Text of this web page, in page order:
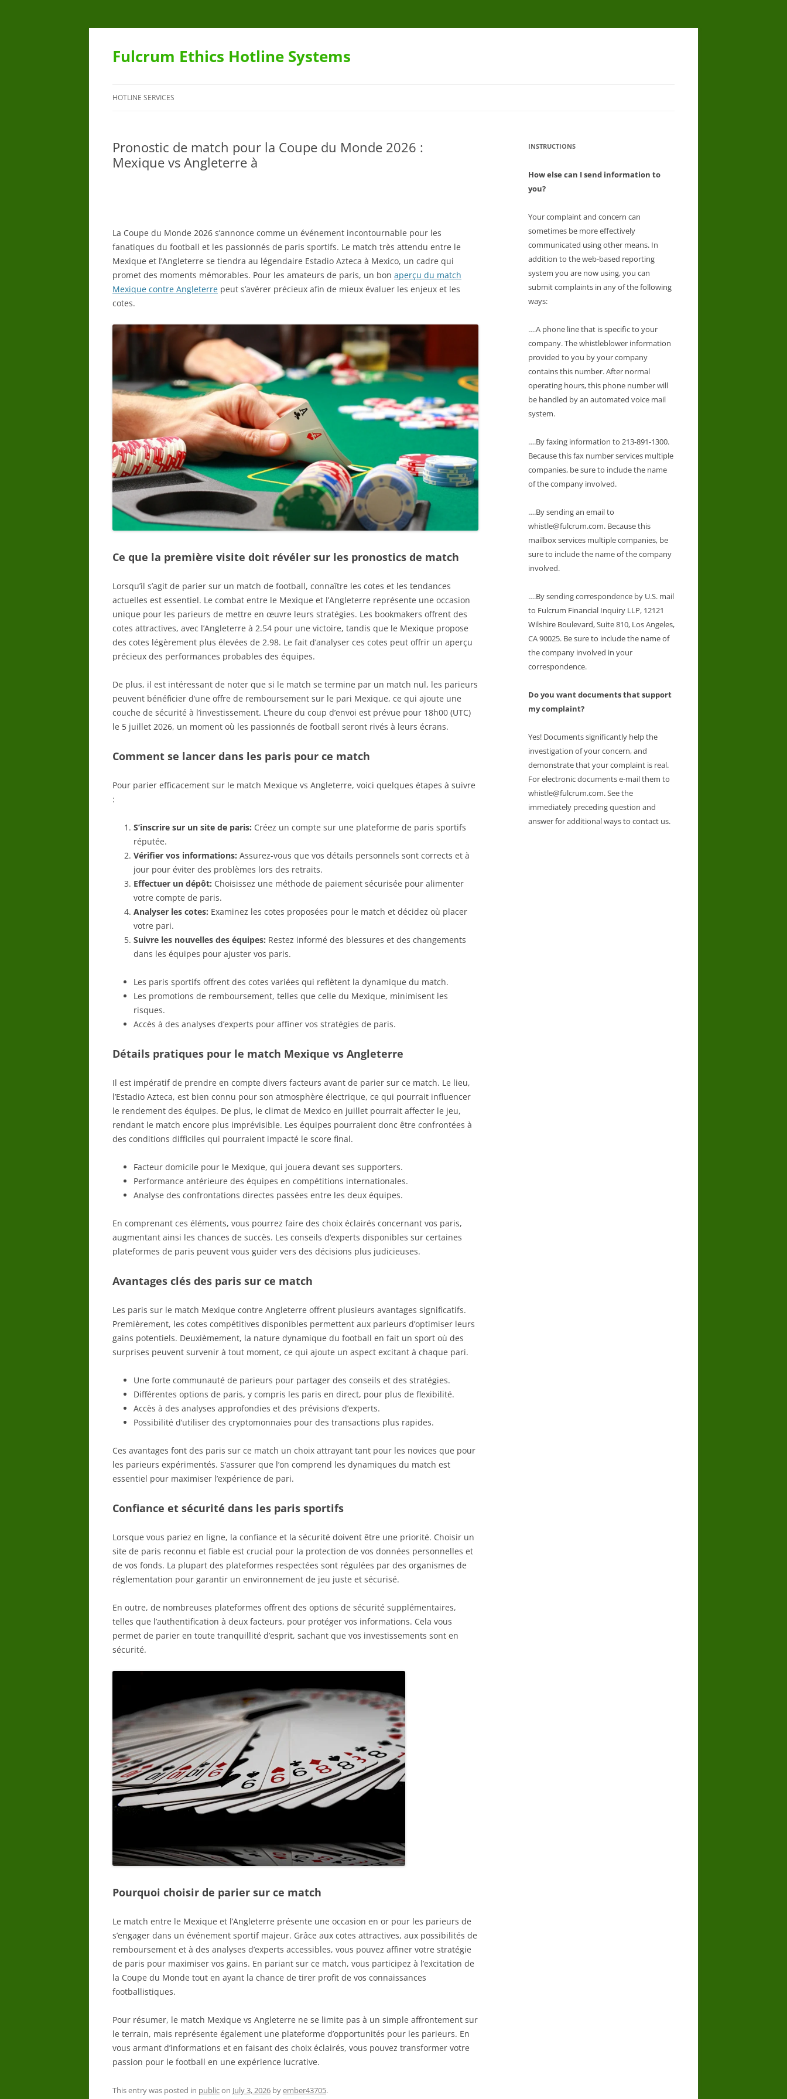
Skip
content
Fulcrum Ethics Hotline Systems
HOTLINE SERVICES
Pronostic de match pour la Coupe du Monde 2026 :
Mexique vs Angleterre à
La Coupe du Monde 2026 s’annonce comme un événement incontournable pour les
fanatiques du football et les passionnés de paris sportifs. Le match très attendu entre le
Mexique et l’Angleterre se tiendra au légendaire Estadio Azteca à Mexico, un cadre qui
promet des moments mémorables. Pour les amateurs de paris, un bon aperçu du match
Mexique contre Angleterre peut s’avérer précieux afin de mieux évaluer les enjeux et les
cotes.
Ce que la première visite doit révéler sur les pronostics de match
Lorsqu’il s’agit de parier sur un match de football, connaître les cotes et les tendances
actuelles est essentiel. Le combat entre le Mexique et l’Angleterre représente une occasion
unique pour les parieurs de mettre en œuvre leurs stratégies. Les bookmakers offrent des
cotes attractives, avec l’Angleterre à 2.54 pour une victoire, tandis que le Mexique propose
des cotes légèrement plus élevées de 2.98. Le fait d’analyser ces cotes peut offrir un aperçu
précieux des performances probables des équipes.
De plus, il est intéressant de noter que si le match se termine par un match nul, les parieurs
peuvent bénéficier d’une offre de remboursement sur le pari Mexique, ce qui ajoute une
couche de sécurité à l’investissement. L’heure du coup d’envoi est prévue pour 18h00 (UTC)
le 5 juillet 2026, un moment où les passionnés de football seront rivés à leurs écrans.
Comment se lancer dans les paris pour ce match
Pour parier efficacement sur le match Mexique vs Angleterre, voici quelques étapes à suivre
:
S’inscrire sur un site de paris: Créez un compte sur une plateforme de paris sportifs
réputée.
Vérifier vos informations: Assurez-vous que vos détails personnels sont corrects et à
jour pour éviter des problèmes lors des retraits.
Effectuer un dépôt: Choisissez une méthode de paiement sécurisée pour alimenter
votre compte de paris.
Analyser les cotes: Examinez les cotes proposées pour le match et décidez où placer
votre pari.
Suivre les nouvelles des équipes: Restez informé des blessures et des changements
dans les équipes pour ajuster vos paris.
Les paris sportifs offrent des cotes variées qui reflètent la dynamique du match.
Les promotions de remboursement, telles que celle du Mexique, minimisent les
risques.
Accès à des analyses d’experts pour affiner vos stratégies de paris.
Détails pratiques pour le match Mexique vs Angleterre
Il est impératif de prendre en compte divers facteurs avant de parier sur ce match. Le lieu,
l’Estadio Azteca, est bien connu pour son atmosphère électrique, ce qui pourrait influencer
le rendement des équipes. De plus, le climat de Mexico en juillet pourrait affecter le jeu,
rendant le match encore plus imprévisible. Les équipes pourraient donc être confrontées à
des conditions difficiles qui pourraient impacté le score final.
Facteur domicile pour le Mexique, qui jouera devant ses supporters.
Performance antérieure des équipes en compétitions internationales.
Analyse des confrontations directes passées entre les deux équipes.
En comprenant ces éléments, vous pourrez faire des choix éclairés concernant vos paris,
augmentant ainsi les chances de succès. Les conseils d’experts disponibles sur certaines
plateformes de paris peuvent vous guider vers des décisions plus judicieuses.
Avantages clés des paris sur ce match
Les paris sur le match Mexique contre Angleterre offrent plusieurs avantages significatifs.
Premièrement, les cotes compétitives disponibles permettent aux parieurs d’optimiser leurs
gains potentiels. Deuxièmement, la nature dynamique du football en fait un sport où des
surprises peuvent survenir à tout moment, ce qui ajoute un aspect excitant à chaque pari.
Une forte communauté de parieurs pour partager des conseils et des stratégies.
Différentes options de paris, y compris les paris en direct, pour plus de flexibilité.
Accès à des analyses approfondies et des prévisions d’experts.
Possibilité d’utiliser des cryptomonnaies pour des transactions plus rapides.
Ces avantages font des paris sur ce match un choix attrayant tant pour les novices que pour
les parieurs expérimentés. S’assurer que l’on comprend les dynamiques du match est
essentiel pour maximiser l’expérience de pari.
Confiance et sécurité dans les paris sportifs
Lorsque vous pariez en ligne, la confiance et la sécurité doivent être une priorité. Choisir un
site de paris reconnu et fiable est crucial pour la protection de vos données personnelles et
de vos fonds. La plupart des plateformes respectées sont régulées par des organismes de
réglementation pour garantir un environnement de jeu juste et sécurisé.
En outre, de nombreuses plateformes offrent des options de sécurité supplémentaires,
telles que l’authentification à deux facteurs, pour protéger vos informations. Cela vous
permet de parier en toute tranquillité d’esprit, sachant que vos investissements sont en
sécurité.
Pourquoi choisir de parier sur ce match
Le match entre le Mexique et l’Angleterre présente une occasion en or pour les parieurs de
s’engager dans un événement sportif majeur. Grâce aux cotes attractives, aux possibilités de
remboursement et à des analyses d’experts accessibles, vous pouvez affiner votre stratégie
de paris pour maximiser vos gains. En pariant sur ce match, vous participez à l’excitation de
la Coupe du Monde tout en ayant la chance de tirer profit de vos connaissances
footballistiques.
Pour résumer, le match Mexique vs Angleterre ne se limite pas à un simple affrontement sur
le terrain, mais représente également une plateforme d’opportunités pour les parieurs. En
vous armant d’informations et en faisant des choix éclairés, vous pouvez transformer votre
passion pour le football en une expérience lucrative.
This entry was posted in publicon July 3, 2026 byember43705.
INSTRUCTIONS
How else can I send information to
you?
Your complaint and concern can
sometimes be more effectively
communicated using other means. In
addition to the web-based reporting
system you are now using, you can
submit complaints in any of the following
ways:
….A phone line that is specific to your
company. The whistleblower information
provided to you by your company
contains this number. After normal
operating hours, this phone number will
be handled by an automated voice mail
system.
….By faxing information to 213-891-1300.
Because this fax number services multiple
companies, be sure to include the name
of the company involved.
….By sending an email to
whistle@fulcrum.com. Because this
mailbox services multiple companies, be
sure to include the name of the company
involved.
….By sending correspondence by U.S. mail
to Fulcrum Financial Inquiry LLP, 12121
Wilshire Boulevard, Suite 810, Los Angeles,
CA 90025. Be sure to include the name of
the company involved in your
correspondence.
Do you want documents that support
my complaint?
Yes! Documents significantly help the
investigation of your concern, and
demonstrate that your complaint is real.
For electronic documents e-mail them to
whistle@fulcrum.com. See the
immediately preceding question and
answer for additional ways to contact us.